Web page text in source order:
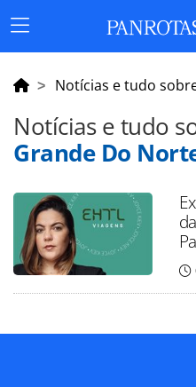
Menu
Principal
Notícias e tudo
Notícias e tudo
Grande Do